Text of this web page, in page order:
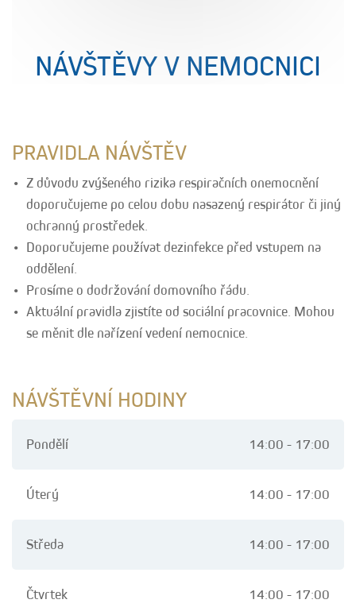
NÁVŠTĚVY V NEMOCNICI
PRAVIDLA NÁVŠTĚV
Z důvodu zvýšeného rizika respiračních onemocnění
doporučujeme po celou dobu nasazený respirátor či jiný
ochranný prostředek.
Doporučujeme používat dezinfekce před vstupem na
oddělení.
Prosíme o dodržování domovního řádu.
Aktuální pravidla zjistíte od sociální pracovnice. Mohou
se měnit dle nařízení vedení nemocnice.
NÁVŠTĚVNÍ HODINY
Pondělí 14:00 - 17:00
Úterý 14:00 - 17:00
Středa 14:00 - 17:00
Čtvrtek 14:00 - 17:00